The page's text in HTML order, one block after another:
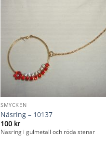
SMYCKEN
Näsring – 10137
100 kr
Näsring i gulmetall och röda stenar